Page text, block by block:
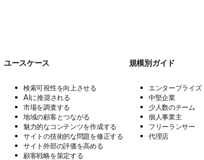
ユースケース
検索可視性を向上させる
AIに推奨される
市場を調査する
地域の顧客とつながる
魅力的なコンテンツを作成する
サイトの技術的な問題を修正する
サイト外部の評価を高める
顧客戦略を策定する
規模別ガイド
エンタープライズ
中堅企業
少人数のチーム
個人事業主
フリーランサー
代理店